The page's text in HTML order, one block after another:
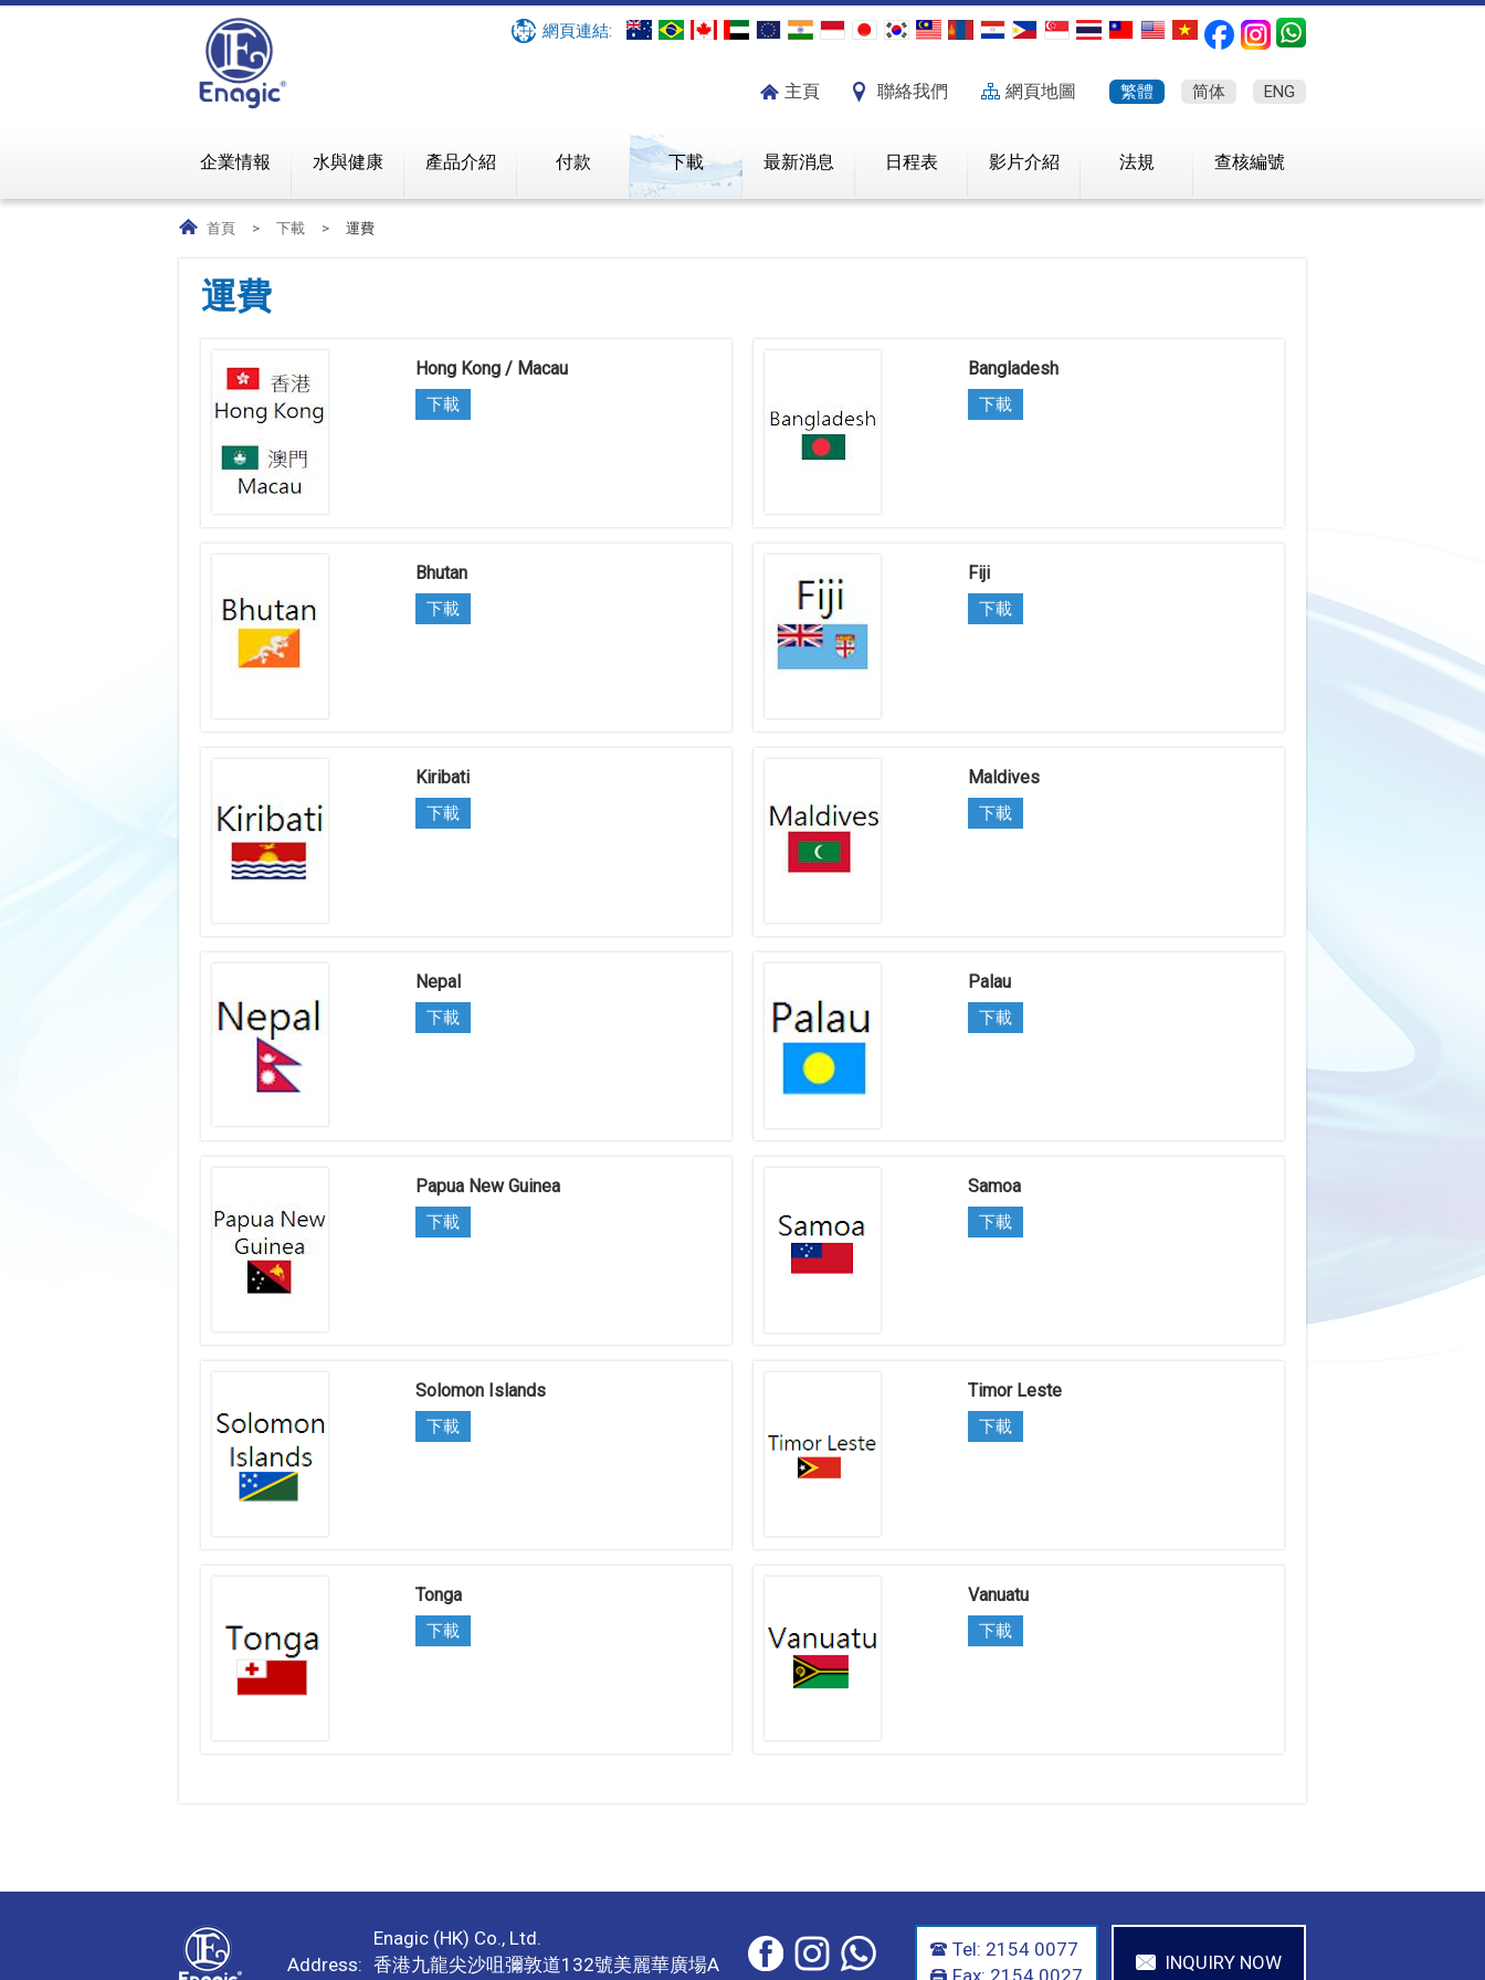
網頁連結:
主頁 聯絡我們 網頁地圖 繁體 简体 ENG
企業情報 水與健康 產品介紹 付款 下載 最新消息 日程表 影片介紹 法規 查核編號
首頁 > 下載 > 運費
運費
Hong Kong / Macau
下載
Bangladesh
下載
Bhutan
下載
Fiji
下載
Kiribati
下載
Maldives
下載
Nepal
下載
Palau
下載
Papua New Guinea
下載
Samoa
下載
Solomon Islands
下載
Timor Leste
下載
Tonga
下載
Vanuatu
下載
Address:
Enagic (HK) Co., Ltd.
香港九龍尖沙咀彌敦道132號美麗華廣場A
INQUIRY NOW
Tel: 2154 0077
Fax: 2154 0027